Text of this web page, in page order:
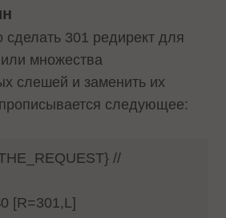
301 редирект для
множества
слешей и заменить их
следующее:
//
[R=301,L]